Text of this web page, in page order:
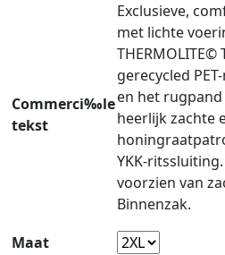
Commerci‰le
tekst
Exclusieve,
met lichte
THERMOLITE©
gerecycled
en het
heerlijk zachte
YKK-
voorzien van
Binnenzak.
Maat